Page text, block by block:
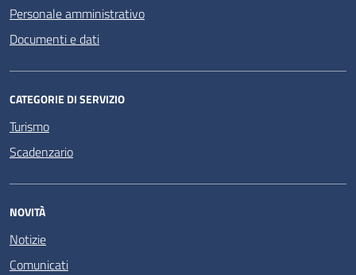
Personale amministrativo
Documenti e dati
CATEGORIE DI SERVIZIO
Turismo
Scadenzario
NOVITÀ
Notizie
Comunicati